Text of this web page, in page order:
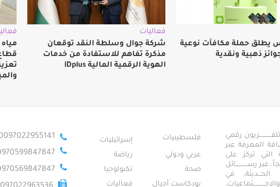
يطلق حملة مكافآت نوعية
ذهبية ونقدية
فعاليات
شركة جوال وسلطة النقد توقعان
مذكرة تفاهم للاستفادة من خدمات
الهوية الرقمية المالية iDplus
رقمي
المعرفة عبر
التي تركز على
رســــــــــــائل
الحـــديثة، في
فلسطينيات
إسرائيليات
عربي ودولي
رياضة
صحة
تكنولوجيا
بودكاست أجيال
فعاليات